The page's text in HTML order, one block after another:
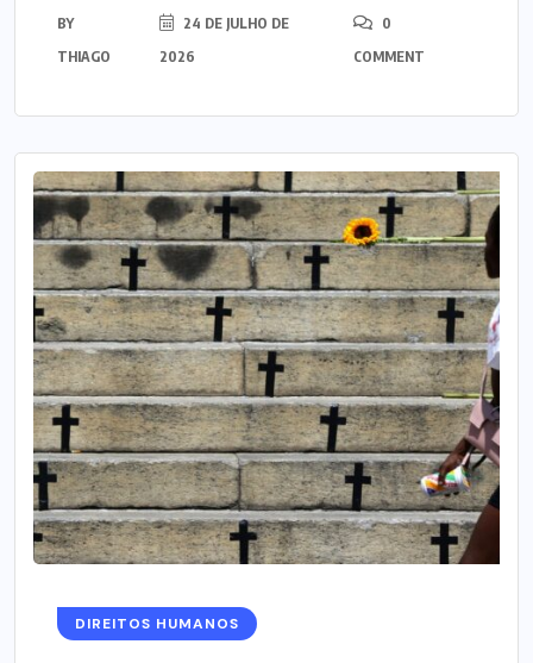
BY
THIAGO
24 DE JULHO DE
2026
0
COMMENT
DIREITOS HUMANOS